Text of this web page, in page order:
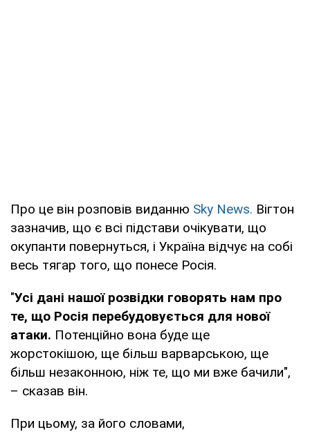
Про це він розповів виданню Sky News. Вігтон
зазначив, що є всі підстави очікувати, що
окупанти повернуться, і Україна відчує на собі
весь тягар того, що понесе Росія.
"Усі дані нашої розвідки говорять нам про
те, що Росія перебудовується для нової
атаки. Потенційно вона буде ще
жорстокішою, ще більш варварською, ще
більш незаконною, ніж те, що ми вже бачили",
– сказав він.
При цьому, за його словами,